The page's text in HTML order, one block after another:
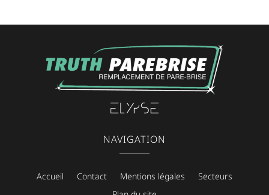
NAVIGATION
Accueil Contact Mentions légales
Secteurs